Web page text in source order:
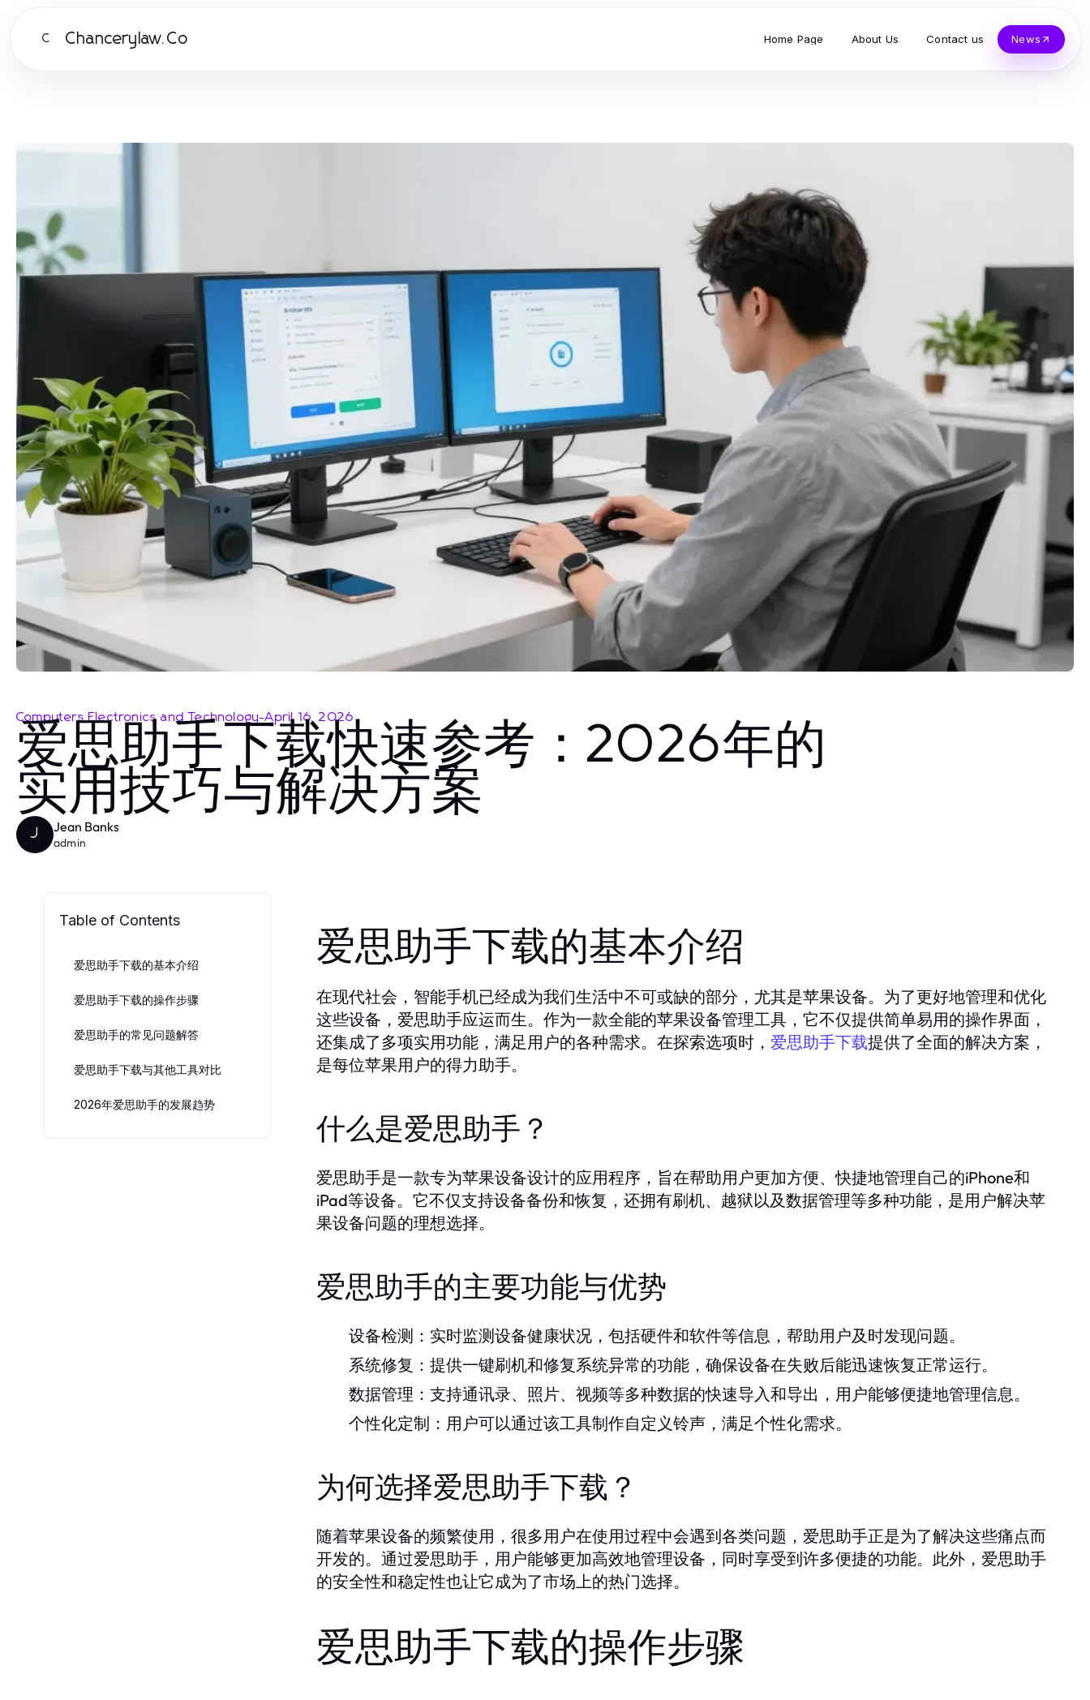
C Chancerylaw.Co Home Page About Us Contact us News
Computers Electronics and Technology-April 16, 2026
爱思助手下载快速参考：2026年的
实用技巧与解决方案
J Jean Banks
admin
Table of Contents
爱思助手下载的基本介绍
爱思助手下载的操作步骤
爱思助手的常见问题解答
爱思助手下载与其他工具对比
2026年爱思助手的发展趋势
爱思助手下载的基本介绍
在现代社会，智能手机已经成为我们生活中不可或缺的部分，尤其是苹果设备。为了更好地管理和优化
这些设备，爱思助手应运而生。作为一款全能的苹果设备管理工具，它不仅提供简单易用的操作界面，
还集成了多项实用功能，满足用户的各种需求。在探索选项时， 爱思助手下载提供了全面的解决方案，
是每位苹果用户的得力助手。
什么是爱思助手？
爱思助手是一款专为苹果设备设计的应用程序，旨在帮助用户更加方便、快捷地管理自己的iPhone和
iPad等设备。它不仅支持设备备份和恢复，还拥有刷机、越狱以及数据管理等多种功能，是用户解决苹
果设备问题的理想选择。
爱思助手的主要功能与优势
设备检测： 实时监测设备健康状况，包括硬件和软件等信息，帮助用户及时发现问题。
系统修复： 提供一键刷机和修复系统异常的功能，确保设备在失败后能迅速恢复正常运行。
数据管理： 支持通讯录、照片、视频等多种数据的快速导入和导出，用户能够便捷地管理信息。
个性化定制： 用户可以通过该工具制作自定义铃声，满足个性化需求。
为何选择爱思助手下载？
随着苹果设备的频繁使用，很多用户在使用过程中会遇到各类问题，爱思助手正是为了解决这些痛点而
开发的。通过爱思助手，用户能够更加高效地管理设备，同时享受到许多便捷的功能。此外，爱思助手
的安全性和稳定性也让它成为了市场上的热门选择。
爱思助手下载的操作步骤